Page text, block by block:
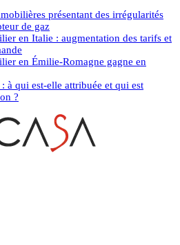
présentant des irrégularités
de gaz
en Italie : augmentation des tarifs et
en Émilie-Romagne gagne en
à qui est-elle attribuée et qui est
?